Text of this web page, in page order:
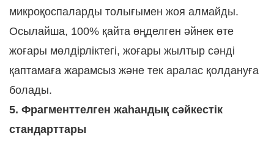
микроқоспаларды толығымен жоя алмайды.
Осылайша, 100% қайта өңделген әйнек өте
жоғары мөлдірліктегі, жоғары жылтыр сәнді
қаптамаға жарамсыз және тек аралас қолдануға
болады.
5. Фрагменттелген жаһандық сәйкестік
стандарттары